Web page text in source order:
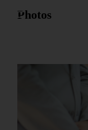
Photos